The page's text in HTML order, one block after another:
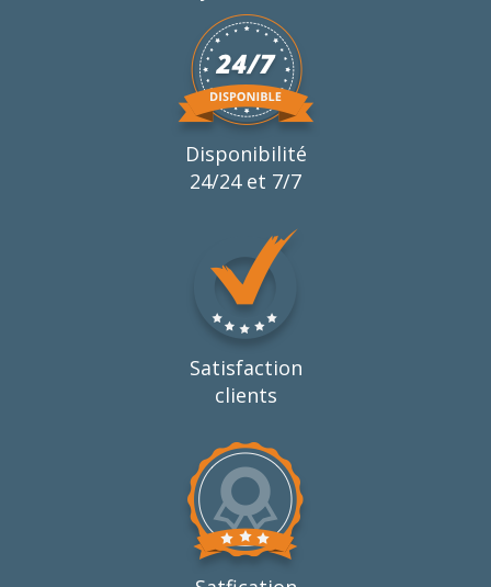
Disponibilité
24/24 et 7/7
Satisfaction
clients